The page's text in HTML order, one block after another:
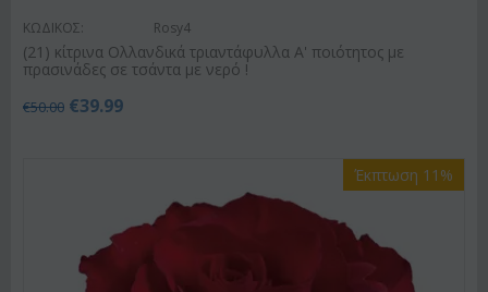
ΚΩΔΙΚΟΣ: Rosy4
(21) κίτρινα Ολλανδικά τριαντάφυλλα Α' ποιότητος με
πρασινάδες σε τσάντα με νερό !
€50.00 €39.99
Έκπτωση 11%